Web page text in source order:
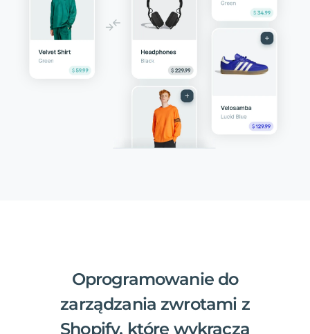
Oprogramowanie do
zarządzania zwrotami z
Shopify, które wykracza